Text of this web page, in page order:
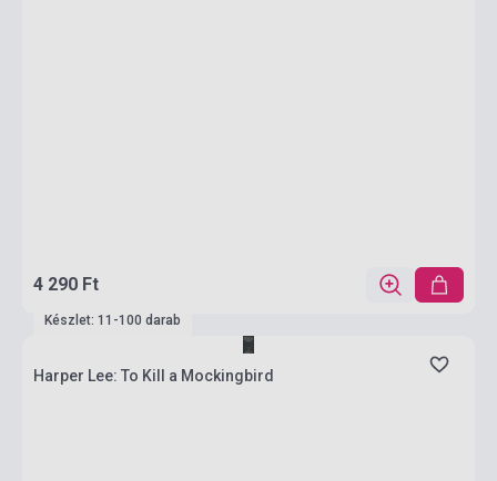
4 290 Ft
Készlet: 11-100 darab
Harper Lee: To Kill a Mockingbird